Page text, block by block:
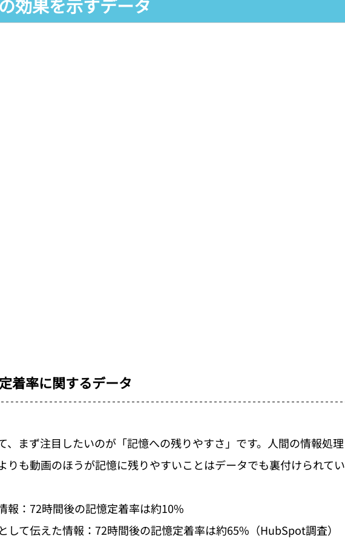
効果を示すデータ
着率に関するデータ
、まず注目したいのが「記憶への残りやすさ」です。人間の情報処理
りも動画のほうが記憶に残りやすいことはデータでも裏付けられてい
報：72時間後の記憶定着率は約10%
して伝えた情報：72時間後の記憶定着率は約65%（HubSpot調査）